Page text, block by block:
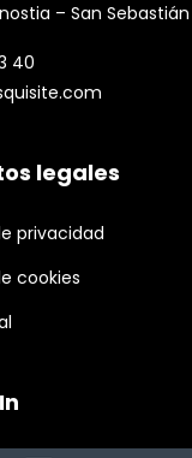
– San Sebastián
40
legales
privacidad
cookies